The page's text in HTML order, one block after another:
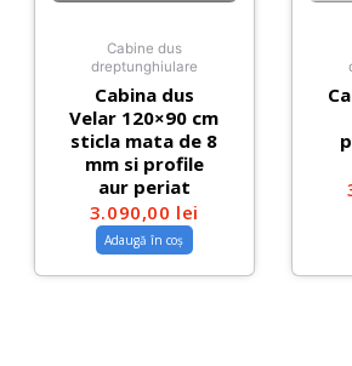
Cabine dus
dreptunghiulare
Cabina dus
Velar 120×90 cm
sticla mata de 8
mm si profile
aur periat
3.090,00 lei
Adaugă în coș